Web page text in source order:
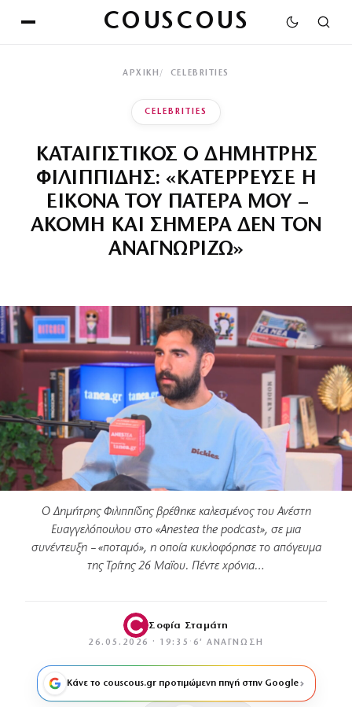
COUSCOUS
ΑΡΧΙΚΉ CELEBRITIES
CELEBRITIES
ΚΑΤΑΙΓΙΣΤΙΚΟΣ Ο ΔΗΜΗΤΡΗΣ
ΦΙΛΙΠΠΙΔΗΣ: «ΚΑΤΕΡΡΕΥΣΕ Η
ΕΙΚΟΝΑ ΤΟΥ ΠΑΤΕΡΑ ΜΟΥ –
ΑΚΟΜΗ ΚΑΙ ΣΗΜΕΡΑ ΔΕΝ ΤΟΝ
ΑΝΑΓΝΩΡΙΖΩ»
Ο Δημήτρης Φιλιππίδης βρέθηκε καλεσμένος του Ανέστη
Ευαγγελόπουλου στο «Anestea the podcast», σε μια
συνέντευξη – «ποταμό», η οποία κυκλοφόρησε το απόγευμα
της Τρίτης 26 Μαΐου. Πέντε χρόνια…
Σοφία Σταμάτη
26.05.2026 · 19:35 · 6′ ΑΝΆΓΝΩΣΗ
Κάνε το couscous.gr προτιμώμενη πηγή στην Google